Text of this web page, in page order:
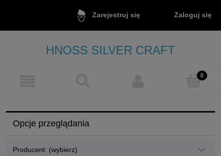
Zarejestruj się Zaloguj się
HNOSS SILVER CRAFT
Opcje przeglądania
Producent: (wybierz)